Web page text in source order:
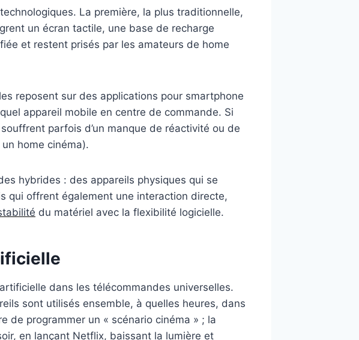
La première, la plus traditionnelle,
un écran tactile, une base de recharge
et restent prisés par les amateurs de home
reposent sur des applications pour smartphone
appareil mobile en centre de commande. Si
parfois d’un manque de réactivité ou de
home cinéma).
hybrides : des appareils physiques qui se
qui offrent également une interaction directe,
du matériel avec la flexibilité logicielle.
dans les télécommandes universelles.
sont utilisés ensemble, à quelles heures, dans
de programmer un « scénario cinéma » ; la
en lançant Netflix, baissant la lumière et